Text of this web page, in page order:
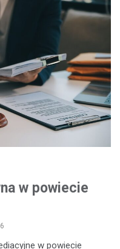
w powiecie
w powiecie